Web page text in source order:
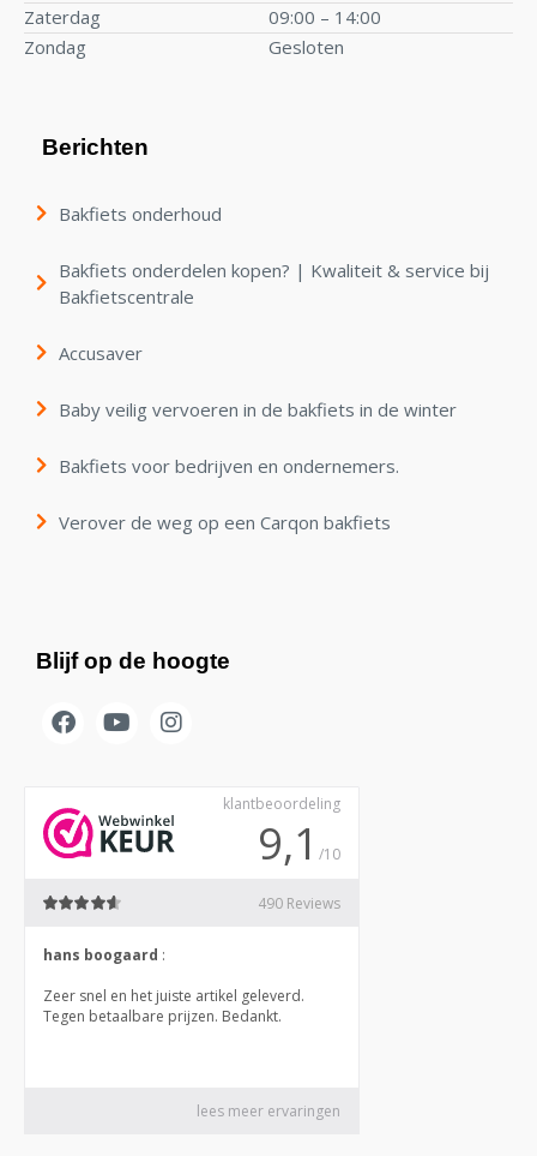
Zaterdag
09:00 – 14:00
Zondag
Gesloten
Berichten
Bakfiets onderhoud
Bakfiets onderdelen kopen? | Kwaliteit & service bij
Bakfietscentrale
Accusaver
Baby veilig vervoeren in de bakfiets in de winter
Bakfiets voor bedrijven en ondernemers.
Verover de weg op een Carqon bakfiets
Blijf op de hoogte